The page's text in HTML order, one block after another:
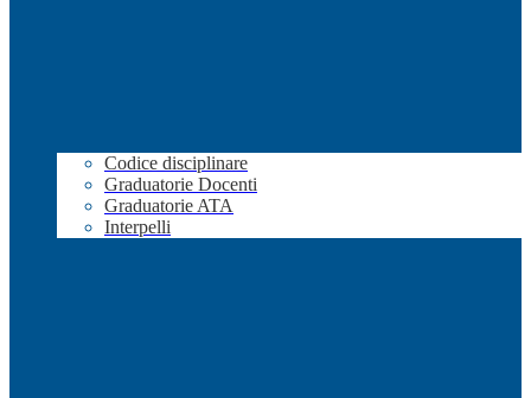
Codice disciplinare
Graduatorie Docenti
Graduatorie ATA
Interpelli